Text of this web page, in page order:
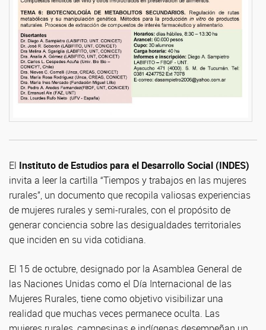
El Instituto de Estudios para el Desarrollo Social (INDES)
invita a leer la cartilla “Tiempos y trabajos en las mujeres
rurales”, un documento que recopila valiosas experiencias
de mujeres rurales y semi-rurales, con el propósito de
generar conciencia sobre las desigualdades territoriales
que inciden en su vida cotidiana.
El 15 de octubre, designado por la Asamblea General de
las Naciones Unidas como el Día Internacional de las
Mujeres Rurales, tiene como objetivo visibilizar una
realidad que muchas veces permanece oculta. Las